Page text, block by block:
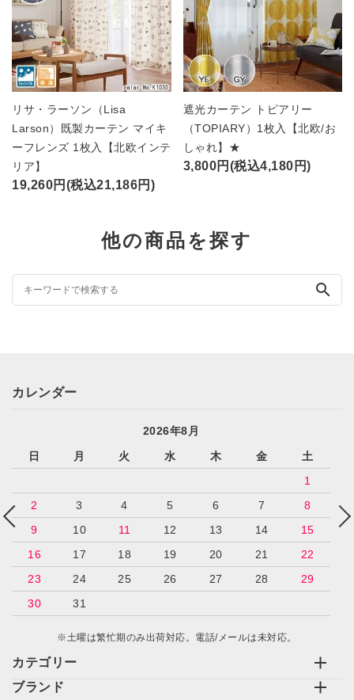
リサ・ラーソン（Lisa
Larson）既製カーテン マイキ
ーフレンズ 1枚入【北欧インテ
リア】
19,260円(税込21,186円)
遮光カーテン トピアリー
（TOPIARY）1枚入【北欧/お
しゃれ】★
3,800円(税込4,180円)
他の商品を探す
search
カテゴリー
ブランド
カレンダー
2026年8月
日
月 火 水 木 金
土
1
2
3 4 5 6 7
8
9
10 11 12 13 14
15
16
17 18 19 20 21
22
23
24 25 26 27 28
29
30
31
※土曜は繁忙期のみ出荷対応。電話/メールは未対応。